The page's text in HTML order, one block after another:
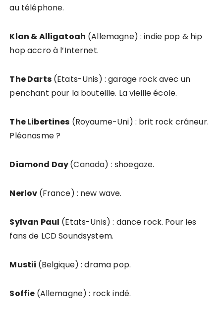
au téléphone.
Klan & Alligatoah (Allemagne) : indie pop & hip
hop accro à l’Internet.
The Darts(Etats-Unis) : garage rock avec un
penchant pour la bouteille. La vieille école.
The Libertines (Royaume-Uni) : brit rock crâneur.
Pléonasme ?
Diamond Day(Canada) : shoegaze.
Nerlov (France) : new wave.
Sylvan Paul (Etats-Unis) : dance rock. Pour les
fans de LCD Soundsystem.
Mustii (Belgique) : drama pop.
Soffie (Allemagne) : rock indé.